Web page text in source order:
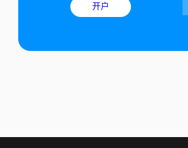
开户